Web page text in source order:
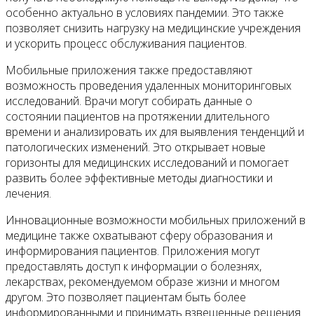
особенно актуально в условиях пандемии. Это также
позволяет снизить нагрузку на медицинские учреждения
и ускорить процесс обслуживания пациентов.
Мобильные приложения также предоставляют
возможность проведения удаленных мониторинговых
исследований. Врачи могут собирать данные о
состоянии пациентов на протяжении длительного
времени и анализировать их для выявления тенденций и
патологических изменений. Это открывает новые
горизонты для медицинских исследований и помогает
развить более эффективные методы диагностики и
лечения.
Инновационные возможности мобильных приложений в
медицине также охватывают сферу образования и
информирования пациентов. Приложения могут
предоставлять доступ к информации о болезнях,
лекарствах, рекомендуемом образе жизни и многом
другом. Это позволяет пациентам быть более
информированными и принимать взвешенные решения